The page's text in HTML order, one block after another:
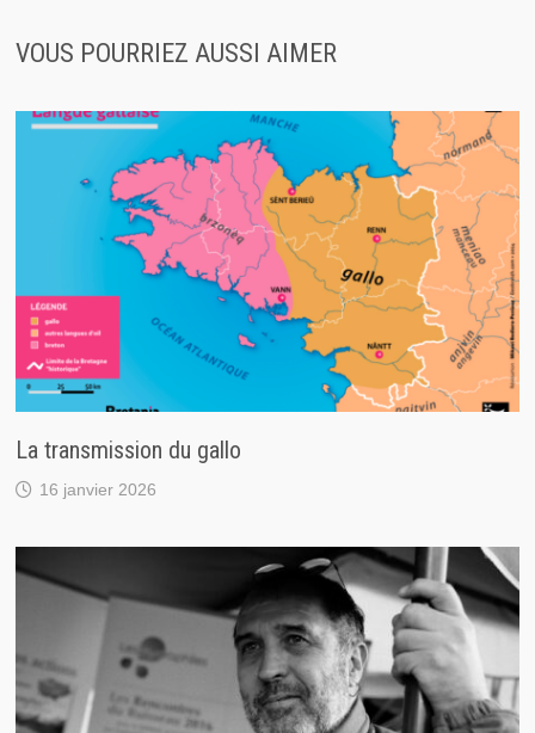
VOUS POURRIEZ AUSSI AIMER
La transmission du gallo
16 janvier 2026